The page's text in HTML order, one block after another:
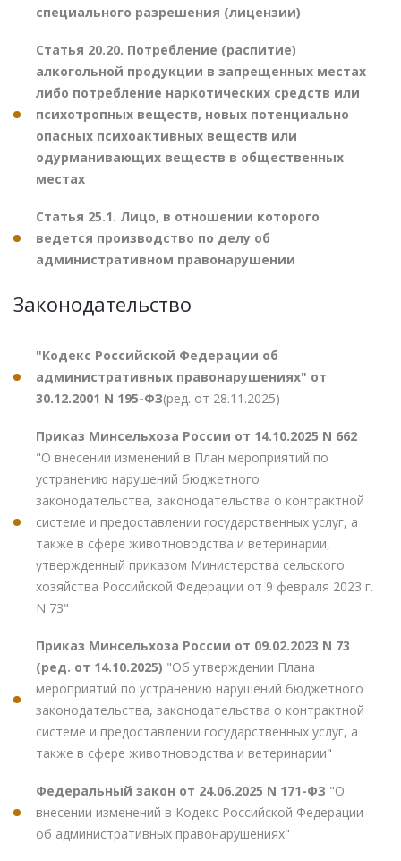
специального разрешения (лицензии)
Статья 20.20. Потребление (распитие)
алкогольной продукции в запрещенных местах
либо потребление наркотических средств или
психотропных веществ, новых потенциально
опасных психоактивных веществ или
одурманивающих веществ в общественных
местах
Статья 25.1. Лицо, в отношении которого
ведется производство по делу об
административном правонарушении
Законодательство
"Кодекс Российской Федерации об
административных правонарушениях" от
30.12.2001 N 195-ФЗ(ред. от 28.11.2025)
Приказ Минсельхоза России от 14.10.2025 N 662
"О внесении изменений в План мероприятий по
устранению нарушений бюджетного
законодательства, законодательства о контрактной
системе и предоставлении государственных услуг, а
также в сфере животноводства и ветеринарии,
утвержденный приказом Министерства сельского
хозяйства Российской Федерации от 9 февраля 2023 г.
N 73"
Приказ Минсельхоза России от 09.02.2023 N 73
(ред. от 14.10.2025) "Об утверждении Плана
мероприятий по устранению нарушений бюджетного
законодательства, законодательства о контрактной
системе и предоставлении государственных услуг, а
также в сфере животноводства и ветеринарии"
Федеральный закон от 24.06.2025 N 171-ФЗ "О
внесении изменений в Кодекс Российской Федерации
об административных правонарушениях"